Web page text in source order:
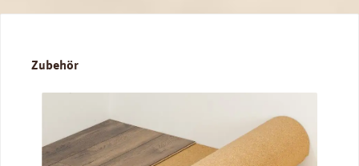
Produktgalerie überspringen
Zubehör